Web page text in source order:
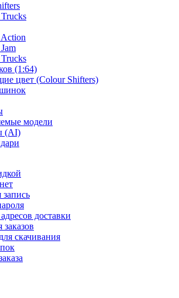
(1:64)
цвет (Colour Shifters)
модели
(AI)
запись
доставки
скачивания